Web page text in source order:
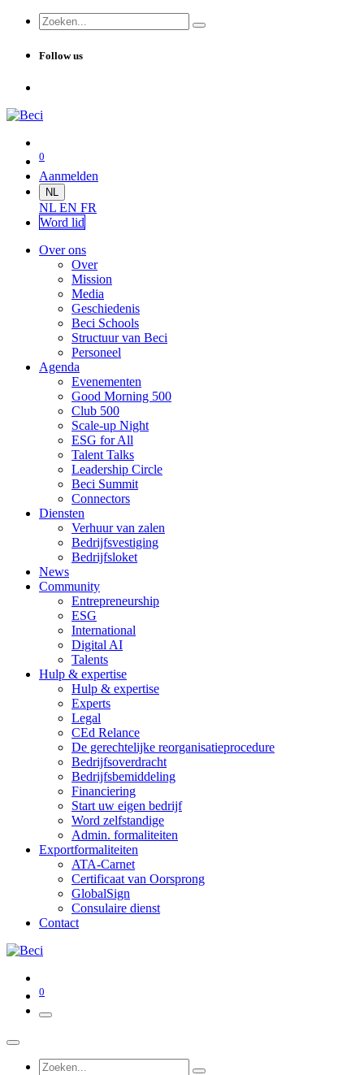
Follow us
0
Aanmelden
NL
NL EN FR
Word lid
Over ons
Over
Mission
Media
Geschiedenis
Beci Schools
Structuur van Beci
Personeel
Agenda
Evenementen
Good Morning 500
Club 500
Scale-up Night
ESG for All
Talent Talks
Leadership Circle
Beci Summit
Connectors
Diensten
Verhuur van zalen
Bedrijfsvestiging
Bedrijfsloket
News
Community
Entrepreneurship
ESG
International
Digital AI
Talents
Hulp & expertise
Hulp & expertise
Experts
Legal
CEd Relance
De gerechtelijke reorganisatieprocedure
Bedrijfsoverdracht
Bedrijfsbemiddeling
Financiering
Start uw eigen bedrijf
Word zelfstandige
Admin. formaliteiten
Exportformaliteiten
ATA-Carnet
Certificaat van Oorsprong
GlobalSign
Consulaire dienst
Contact
0